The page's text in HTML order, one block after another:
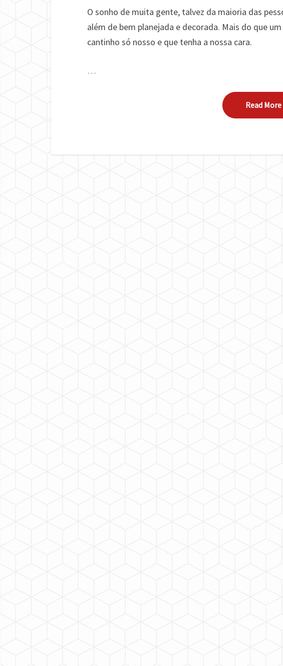
O sonho de muita gente, talvez da maioria das
além de bem planejada e decorada. Mais do que
cantinho só nosso e que tenha a nossa cara.
…
Read More